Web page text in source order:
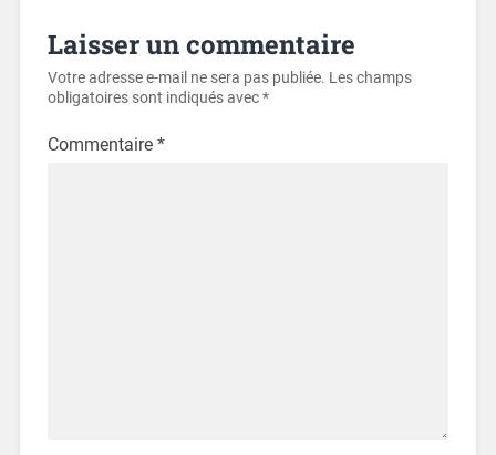
Laisser un commentaire
Votre adresse e-mail ne sera pas publiée. Les champs
obligatoires sont indiqués avec*
Commentaire *